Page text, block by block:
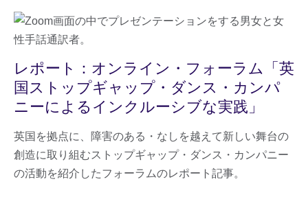
レポート：オンライン・フォーラム「英
国ストップギャップ・ダンス・カンパ
ニーによるインクルーシブな実践」
英国を拠点に、障害のある・なしを越えて新しい舞台の
創造に取り組むストップギャップ・ダンス・カンパニー
の活動を紹介したフォーラムのレポート記事。